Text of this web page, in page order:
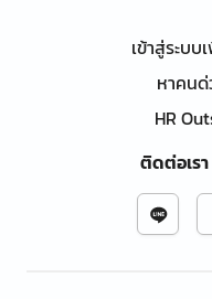
เข้าสู่ระบ
หาคนด่
HR
ติดต่อเรา